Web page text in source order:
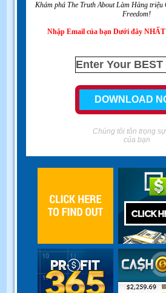
Khám phá The Truth About Làm Hàng triệu
Freedom!
Nhập Email của bạn Dưới đây
Chúng tôi tôn trọng
của bạn